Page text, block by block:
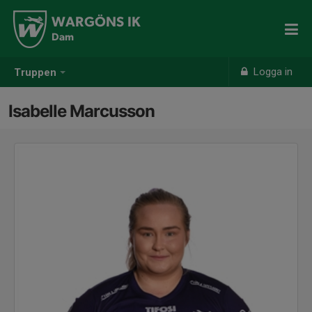
Truppen Logga in
WARGÖNS IK
Dam
Isabelle Marcusson